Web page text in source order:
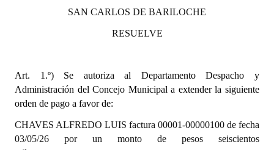
Ejecución Presupuestaria
NORMATIVA
Comunicaciones
Declaraciones
Resoluciones
SAN CARLOS DE BARILOCHE
RESUELVE
Art. 1.º) Se autoriza al Departamento Despacho y
Administración del Concejo Municipal a extender la siguiente
orden de pago a favor de:
CHAVES ALFREDO LUIS factura 00001-00000100 de fecha
03/05/26 por un monto de pesos seiscientos